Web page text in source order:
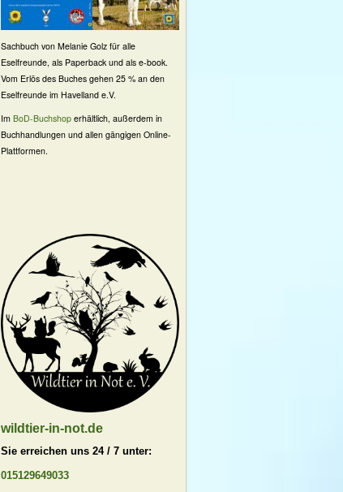
Sachbuch von Melanie Golz für alle
Eselfreunde, als Paperback und als e-book.
Vom Erlös des Buches gehen 25 % an den
Eselfreunde im Havelland e.V.
Im BoD-Buchshop erhältlich, außerdem in
Buchhandlungen und allen gängigen Online-
Plattformen.
wildtier-in-not.de
Sie erreichen uns 24 / 7 unter:
015129649033